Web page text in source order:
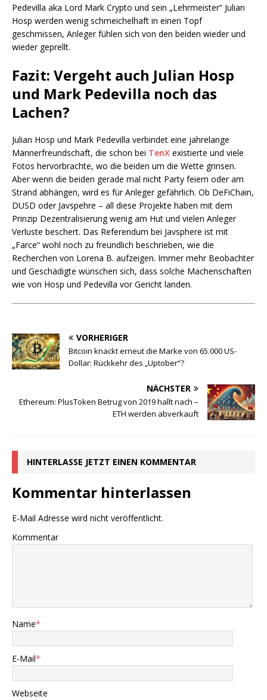
Pedevilla aka Lord Mark Crypto und sein „Lehrmeister“ Julian
Hosp werden wenig schmeichelhaft in einen Topf
geschmissen, Anleger fühlen sich von den beiden wieder und
wieder geprellt.
Fazit: Vergeht auch Julian Hosp
und Mark Pedevilla noch das
Lachen?
Julian Hosp und Mark Pedevilla verbindet eine jahrelange
Männerfreundschaft, die schon bei TenX existierte und viele
Fotos hervorbrachte, wo die beiden um die Wette grinsen.
Aber wenn die beiden gerade mal nicht Party feiern oder am
Strand abhängen, wird es für Anleger gefährlich. Ob DeFiChain,
DUSD oder Javspehre – all diese Projekte haben mit dem
Prinzip Dezentralisierung wenig am Hut und vielen Anleger
Verluste beschert. Das Referendum bei Javsphere ist mit
„Farce“ wohl noch zu freundlich beschrieben, wie die
Recherchen von Lorena B. aufzeigen. Immer mehr Beobachter
und Geschädigte wünschen sich, dass solche Machenschaften
wie von Hosp und Pedevilla vor Gericht landen.
VORHERIGER
Bitcoin knackt erneut die Marke von 65.000 US-
Dollar: Rückkehr des „Uptober“?
NÄCHSTER
Ethereum: PlusToken Betrug von 2019 hallt nach –
ETH werden abverkauft
HINTERLASSE JETZT EINEN KOMMENTAR
Kommentar hinterlassen
E-Mail Adresse wird nicht veröffentlicht.
Kommentar
Name*
E-Mail*
Webseite